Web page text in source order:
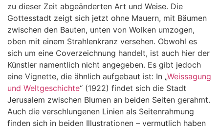
zu dieser Zeit abgeänderten Art und Weise. Die
Gottesstadt zeigt sich jetzt ohne Mauern, mit Bäumen
zwischen den Bauten, unten von Wolken umzogen,
oben mit einem Strahlenkranz versehen. Obwohl es
sich um eine Coverzeichnung handelt, ist auch hier der
Künstler namentlich nicht angegeben. Es gibt jedoch
eine Vignette, die ähnlich aufgebaut ist: In „Weissagung
und Weltgeschichte“ (1922) findet sich die Stadt
Jerusalem zwischen Blumen an beiden Seiten gerahmt.
Auch die verschlungenen Linien als Seitenrahmung
finden sich in beiden Illustrationen – vermutlich haben